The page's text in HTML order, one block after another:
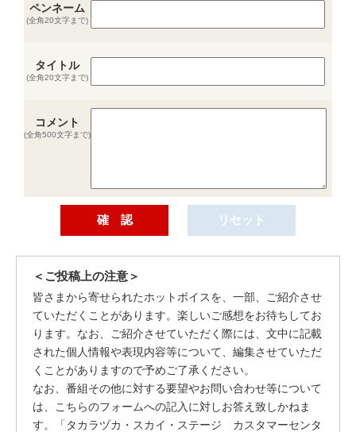
ペンネーム
(全角20文字まで)
タイトル
(全角20文字まで)
コメント
(全角500文字まで)
＜ご投稿上の注意＞
皆さまから寄せられたホットボイスを、一部、ご紹介させ
ていただくことがあります。楽しいご感想をお待ちしてお
ります。なお、ご紹介させていただく際には、文中に記載
された個人情報や表現内容等について、編集させていただ
くことがありますので予めご了承ください。
なお、番組その他に対する要望やお問い合わせ等について
は、こちらのフォームへの記入に対しお答え致しかねま
す。「タカラヅカ・スカイ・ステージ カスタマーセンタ